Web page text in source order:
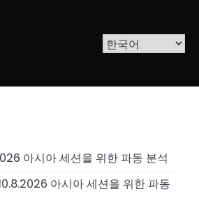
아시아 세션을 위한 파동 분석
아시아 세션을 위한 파동